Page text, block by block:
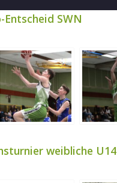
Entscheid SWN
weibliche U14